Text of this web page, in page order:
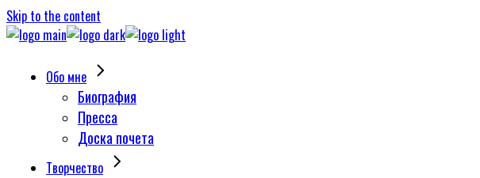
Skip to the content
Обо мне
Биография
Пресса
Доска почета
Творчество